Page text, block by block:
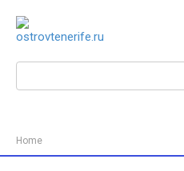
контенту
Поиск:
Home